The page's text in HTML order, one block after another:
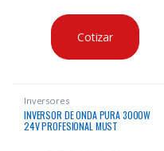
Cotizar
Inversores
INVERSOR DE ONDA PURA 3000W
24V PROFESIONAL MUST